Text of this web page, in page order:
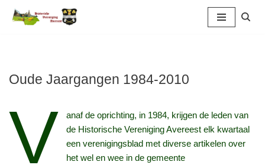
inhoud
Oude Jaargangen 1984-2010
V
anaf de oprichting, in 1984, krijgen de leden van
de Historische Vereniging Avereest elk kwartaal
een verenigingsblad met diverse artikelen over
het wel en wee in de gemeente